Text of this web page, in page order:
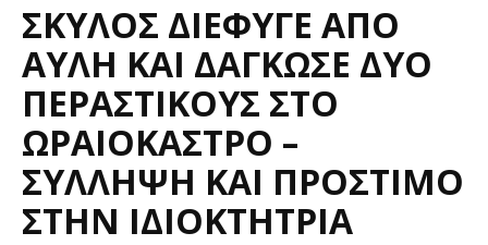
ΣΚΎΛΟΣ ΔΙΈΦΥΓΕ ΑΠΌ
ΑΥΛΉ ΚΑΙ ΔΆΓΚΩΣΕ ΔΎΟ
ΠΕΡΑΣΤΙΚΟΎΣ ΣΤΟ
ΩΡΑΙΌΚΑΣΤΡΟ –
ΣΎΛΛΗΨΗ ΚΑΙ ΠΡΌΣΤΙΜΟ
ΣΤΗΝ ΙΔΙΟΚΤΉΤΡΙΑ